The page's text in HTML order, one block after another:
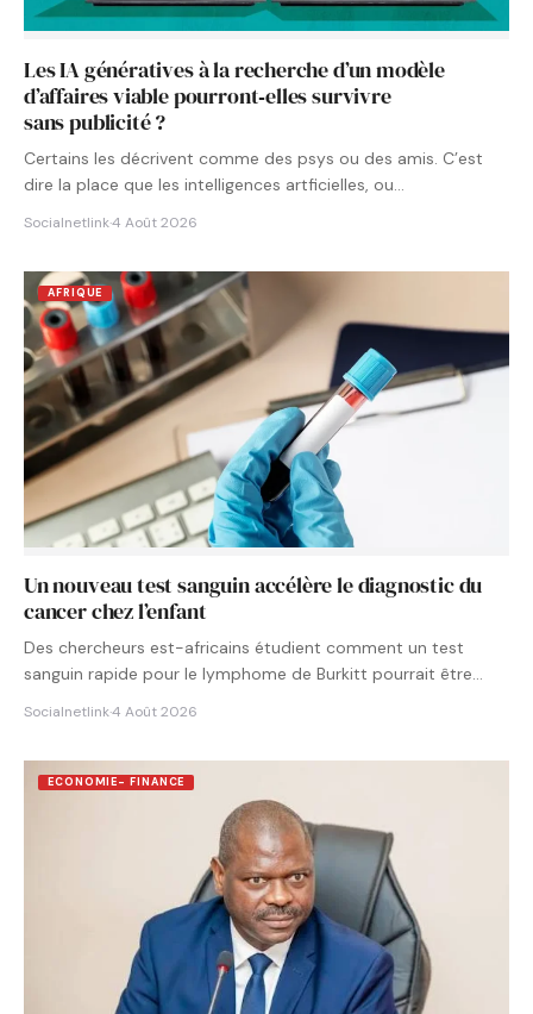
Les IA génératives à la recherche d’un modèle
d’affaires viable pourront‑elles survivre
sans publicité ?
Certains les décrivent comme des psys ou des amis. C’est
dire la place que les intelligences artficielles, ou…
Socialnetlink·4 Août 2026
AFRIQUE
Un nouveau test sanguin accélère le diagnostic du
cancer chez l’enfant
Des chercheurs est-africains étudient comment un test
sanguin rapide pour le lymphome de Burkitt pourrait être
Socialnetlink·4 Août 2026
ECONOMIE- FINANCE